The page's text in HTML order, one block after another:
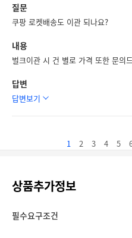
질문
쿠팡 로켓배송도 이관 되나요?
내용
벌크이관 시 건 별로 가격 또한 문의
답변
답변보기
1 2 3 4 5
상품추가정보
필수요구조건